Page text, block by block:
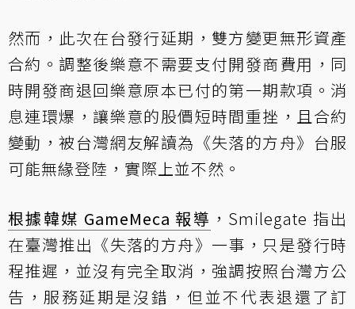
然而，此次在台發行延期，雙方變更無形資產
合約。調整後樂意不需要支付開發商費用，同
時開發商退回樂意原本已付的第一期款項。消
息連環爆，讓樂意的股價短時間重挫，且合約
變動，被台灣網友解讀為《失落的方舟》台服
可能無緣登陸，實際上並不然。
根據韓媒 GameMeca 報導 ，Smilegate 指出
在臺灣推出《失落的方舟》一事，只是發行時
程推遲，並沒有完全取消，強調按照台灣方公
告，服務延期是沒錯，但並不代表退還了訂